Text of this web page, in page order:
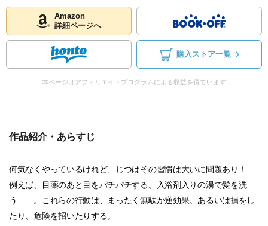
Amazon
詳細ページへ
購入ストア一覧
本ページはアフィリエイトプログラムによる収益を得ています
作品紹介・あらすじ
何気なくやっているけれど、じつはその習慣は大いに問題あり！
例えば、目薬のあと目をパチパチする。入浴剤入りの湯で髪を洗
う……。これらの行動は、まったく無駄か逆効果。あるいは損をし
たり、危険を招いたりする。